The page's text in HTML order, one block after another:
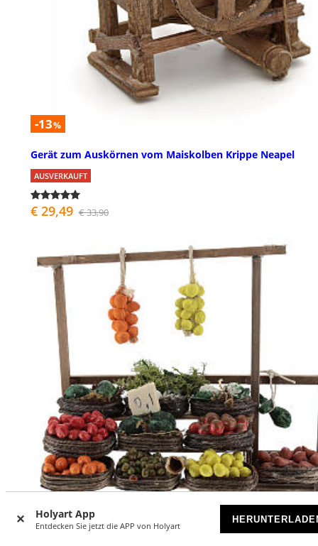
Holyart App
Entdecken Sie jetzt die APP von Holyart
-13%
Gerät zum Auskörnen vom Maiskolben Krippe Neapel
AUSVERKAUFT
€ 29,49 € 33,90